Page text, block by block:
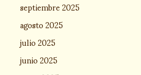
septiembre 2025
agosto 2025
julio 2025
junio 2025